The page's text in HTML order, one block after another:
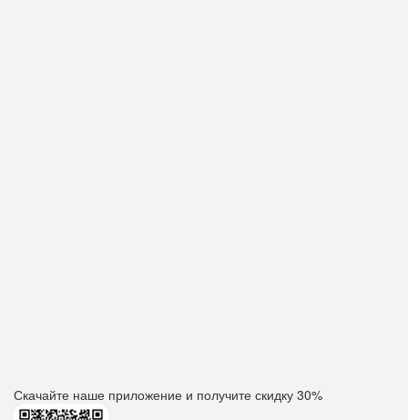
Скачайте наше приложение и получите скидку 30%